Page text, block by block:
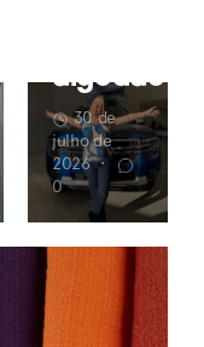
algodão
30 de
julho de
2026 •
0